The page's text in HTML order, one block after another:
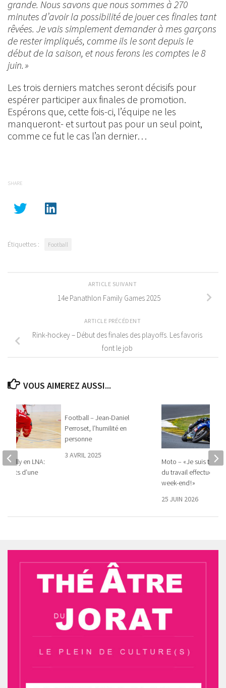
grande. Nous savons que nous sommes à 270
minutes d’avoir la possibilité de jouer ces finales tant
rêvées. Je vais simplement demander à mes garçons
de rester impliqués, comme ils le sont depuis le
début de la saison, et nous ferons les comptes le 8
juin. »
Les trois derniers matches seront décisifs pour
espérer participer aux finales de promotion.
Espérons que, cette fois-ci, l’équipe ne les
manqueront- et surtout pas pour un seul point,
comme ce fut le cas l’an dernier…
SHARE
Étiquettes : Football
ARTICLE SUIVANT
14e Panathlon Family Games 2025
ARTICLE PRÉCÉDENT
Rink-hockey – Début des finales des playoffs. Les favoris
font le job
VOUS AIMEREZ AUSSI...
Football – Jean-Daniel
Perroset, l’humilité en
personne
3 AVRIL 2025
Moto – « Je suis très
du travail effectué
week-end ! »
25 JUIN 2026
Pully en LNA :
d’une